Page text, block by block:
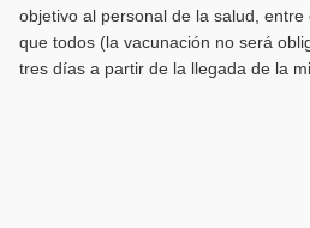
objetivo al personal de la salud,
que todos (la vacunación no será
tres días a partir de la llegada de la